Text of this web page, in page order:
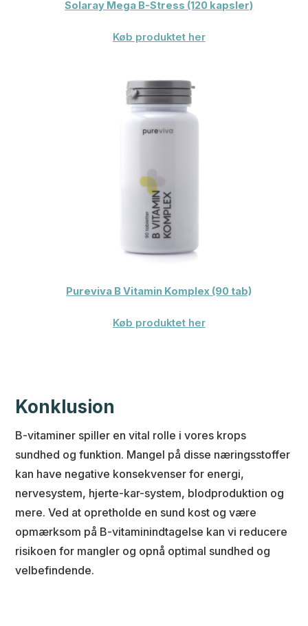
Solaray Mega B-Stress (120 kapsler)
Køb produktet her
Pureviva B Vitamin Komplex (90 tab)
Køb produktet her
Konklusion
B-vitaminer spiller en vital rolle i vores krops
sundhed og funktion. Mangel på disse næringsstoffer
kan have negative konsekvenser for energi,
nervesystem, hjerte-kar-system, blodproduktion og
mere. Ved at opretholde en sund kost og være
opmærksom på B-vitaminindtagelse kan vi reducere
risikoen for mangler og opnå optimal sundhed og
velbefindende.